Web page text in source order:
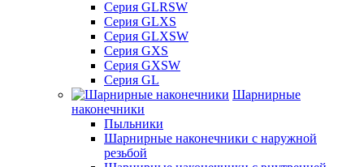
Серия GLRSW
Серия GLXS
Серия GLXSW
Серия GXS
Серия GXSW
Серия GL
Шарнирные
наконечники
Пыльники
Шарнирные наконечники с наружной
резьбой